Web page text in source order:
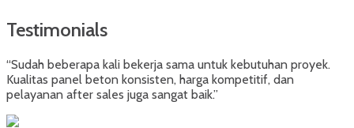
Testimonials
“Sudah beberapa kali bekerja sama untuk kebutuhan proyek.
Kualitas panel beton konsisten, harga kompetitif, dan
pelayanan after sales juga sangat baik.”